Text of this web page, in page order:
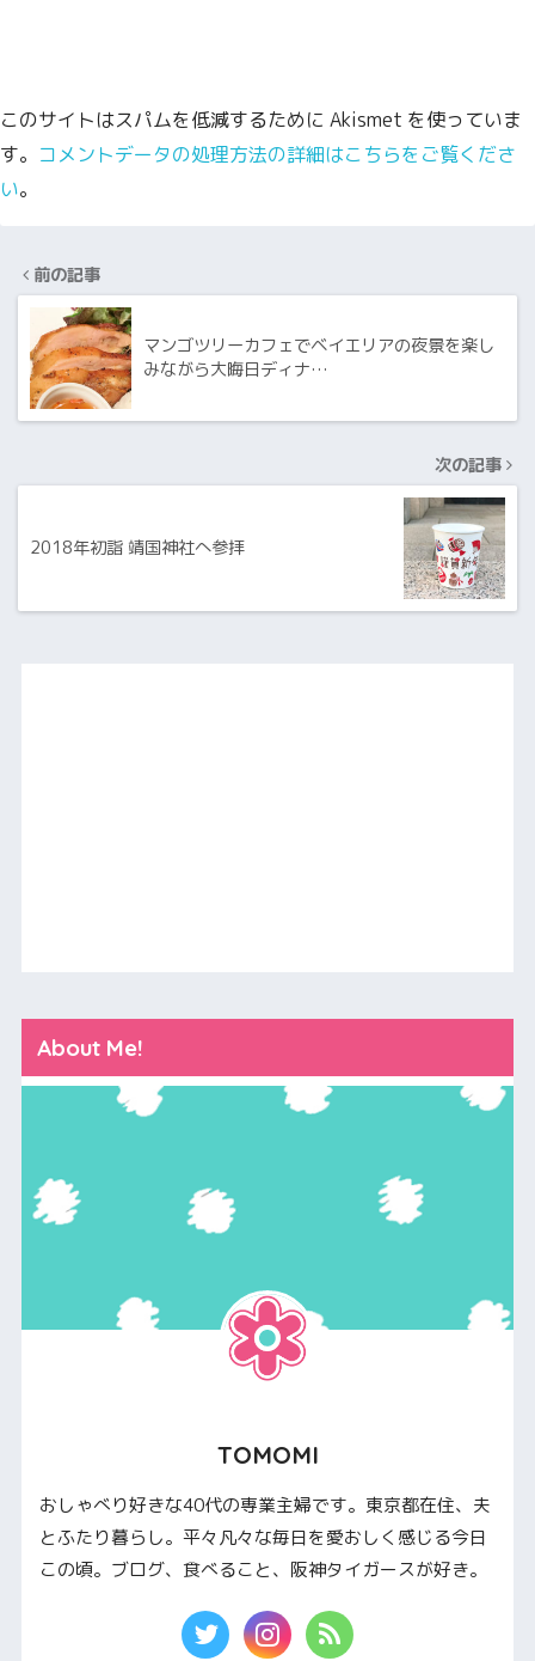
このサイトはスパムを低減するために Akismet を使っていま
す。 コメントデータの処理方法の詳細はこちらをご覧くださ
い。
前の記事
マンゴツリーカフェでベイエリアの夜景を楽し
みながら大晦日ディナ…
次の記事
2018年初詣 靖国神社へ参拝
About Me!
TOMOMI
おしゃべり好きな40代の専業主婦です。東京都在住、夫
とふたり暮らし。平々凡々な毎日を愛おしく感じる今日
この頃。ブログ、食べること、阪神タイガースが好き。